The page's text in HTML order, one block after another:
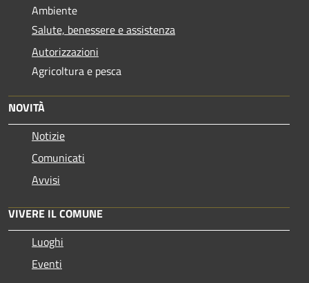
Ambiente
Salute, benessere e assistenza
Autorizzazioni
Agricoltura e pesca
NOVITÀ
Notizie
Comunicati
Avvisi
VIVERE IL COMUNE
Luoghi
Eventi